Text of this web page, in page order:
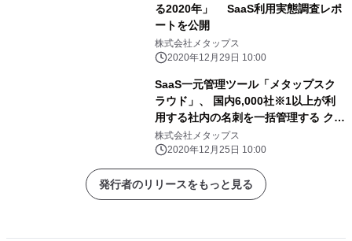
る2020年」 SaaS利用実態調査レポ
ートを公開
株式会社メタップス
2020年12月29日 10:00
SaaS一元管理ツール「メタップスク
ラウド」、 国内6,000社※1以上が利
用する社内の名刺を一括管理する クラ
ウド名刺管理サービス「Sansan」と
の連携開始
株式会社メタップス
2020年12月25日 10:00
発行者のリリースをもっと見る